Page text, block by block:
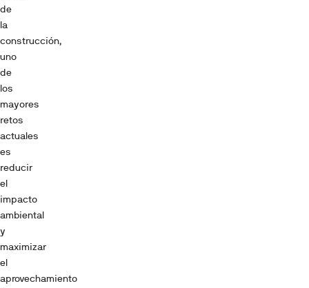
de
la
construcción,
uno
de
los
mayores
retos
actuales
es
reducir
el
impacto
ambiental
y
maximizar
el
aprovechamiento